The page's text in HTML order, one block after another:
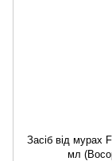
Засіб від мурах
мл